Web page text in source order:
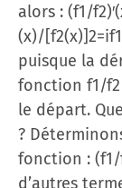
alors : (f1/
(x)/
puisque la
fonction f1/
le départ.
?
fonction : (f1/
d’autres